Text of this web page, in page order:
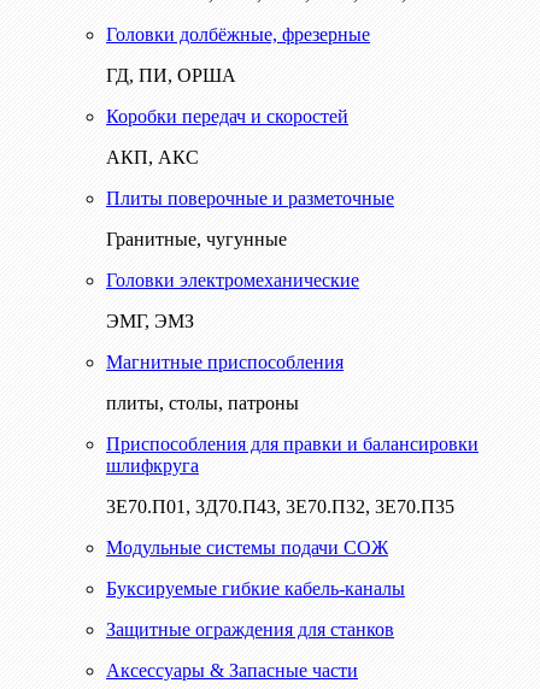
Головки долбёжные, фрезерные
ГД, ПИ, ОРША
Коробки передач и скоростей
АКП, АКС
Плиты поверочные и разметочные
Гранитные, чугунные
Головки электромеханические
ЭМГ, ЭМЗ
Магнитные приспособления
плиты, столы, патроны
Приспособления для правки и балансировки
шлифкруга
3Е70.П01, 3Д70.П43, 3Е70.П32, 3Е70.П35
Модульные системы подачи СОЖ
Буксируемые гибкие кабель-каналы
Защитные ограждения для станков
Аксессуары & Запасные части